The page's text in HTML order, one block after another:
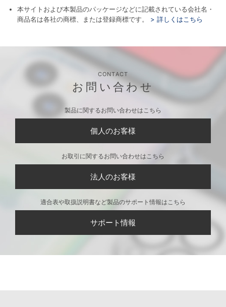
本サイトおよび本製品のパッケージなどに記載されている会社名・
商品名は各社の商標、または登録商標です。
> 詳しくはこちら
CONTACT
お問い合わせ
製品に関するお問い合わせはこちら
個人のお客様
お取引に関するお問い合わせはこちら
法人のお客様
適合表や取扱説明書など製品のサポート情報はこちら
サポート情報